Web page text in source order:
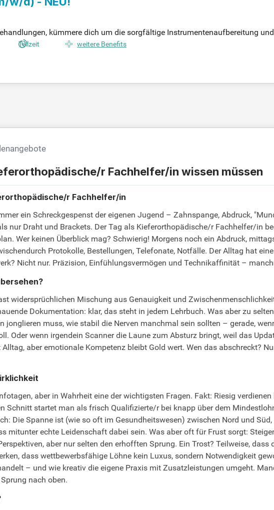
kümmere dich um die sorgfältige Instrumentenaufbereitung
mit freundlichem Service und arbeite eng mit uns allen zusammen!
Teilzeit weitere Benefits
r Fachhelfer/in wissen müssen
r Fachhelfer/in
ein Schreckgespenst der eigenen Jugend – Zahnspange, Abdruck,
nur Draht und Brackets. Der Tag als Kieferorthopädische/r Fachhelfer/in
Wer keinen Überblick mag? Schwierig! Morgens noch ein Abdruck,
Protokolle, Bestellungen, Telefonate, Notfälle. Der Alltag hat
Nicht nur. Präzision, Einfühlungsvermögen und Technikaffinität –
widersprüchlichen Mischung aus Genauigkeit und
Dokumentation: klar, das steht in jedem Lehrbuch. Was aber zu
jonglieren muss, wie stabil die Nerven manchmal sein sollten – gerade,
Oder wenn irgendein Scanner die Laune zum Absturz bringt, weil das
aber emotionale Kompetenz bleibt Gold wert. Wen das abschreckt?
aber in Wahrheit eine der wichtigsten Fragen. Fakt: Riesig
Schnitt startet man als frisch Qualifizierte/r bei knapp über dem
Die Spanne ist (wie so oft im Gesundheitswesen) zwischen Nord und
mitunter echte Leidenschaft dabei sein. Was aber oft für Frust sorgt:
aber nur selten den erhofften Sprung. Ein Trost? Teilweise,
dass wettbewerbsfähige Löhne kein Luxus, sondern Notwendigkeit
– und wie kreativ die eigene Praxis mit Zusatzleistungen umgeht.
nach oben.